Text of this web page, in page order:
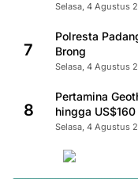
Selasa, 4 Agustus
7
Polresta
Brong
Selasa, 4 Agustus
8
Pertamina
hingga
Selasa, 4 Agustus